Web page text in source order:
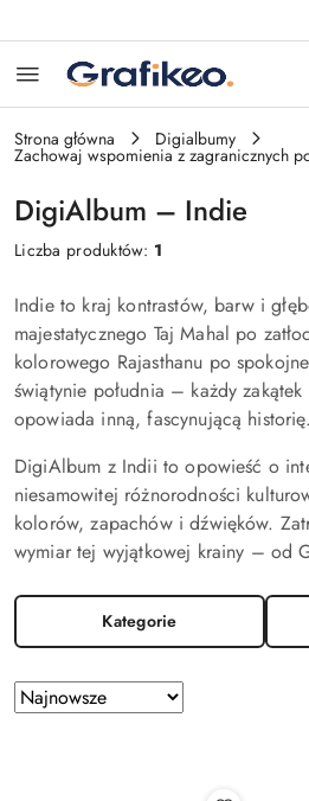
Strona główna Digialbumy
Zachowaj wspomienia z zagranicznych
DigiAlbum – Indie
Liczba produktów: 1
Indie to kraj kontrastów, barw i
majestatycznego Taj Mahal po
kolorowego Rajasthanu po
świątynie południa – każdy
opowiada inną, fascynującą historię.
DigiAlbum z Indii to opowieść o
niesamowitej różnorodności
kolorów, zapachów i dźwięków.
wymiar tej wyjątkowej krainy – od
Kategorie
Zastosowano
sortowanie:
Sortuj
według